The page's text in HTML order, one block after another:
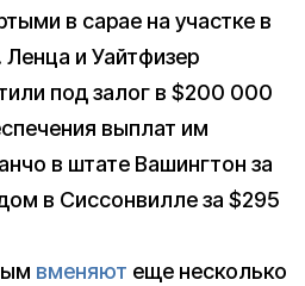
в сарае на участке в
и Уайтфизер
под залог в $200 000
выплат им
в штате Вашингтон за
в Сиссонвилле за $295
вменяют еще несколько